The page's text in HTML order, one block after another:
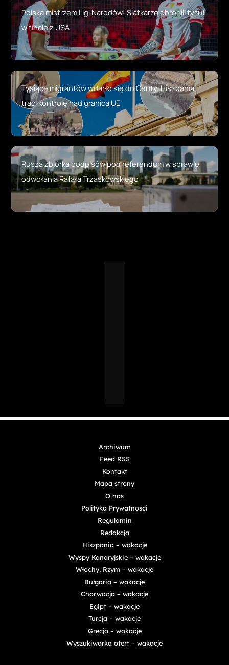
Polska mistrzem Ligi Narodów! Siatkarze obronili tytuł
w finale z USA
Tysiące migrantów wdarło się do Ceuty. Hiszpania
traci kontrolę nad granicą UE
Rusza zbiórka podpisów pod referendum w sprawie
odwołania Rafała Trzaskowskiego
Archiwum
Feed RSS
Kontakt
Mapa strony
O nas
Polityka Prywatności
Regulamin
Redakcja
Hiszpania – wakacje
Wyspy Kanaryjskie – wakacje
Włochy, Rzym – wakacje
Bułgaria – wakacje
Chorwacja – wakacje
Egipt – wakacje
Turcja – wakacje
Grecja – wakacje
Wyszukiwarka ofert – wakacje